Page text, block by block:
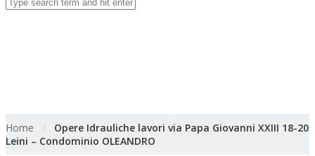
Home /
Opere Idrauliche lavori via Papa Giovanni XXIII 18-20
Leini – Condominio OLEANDRO